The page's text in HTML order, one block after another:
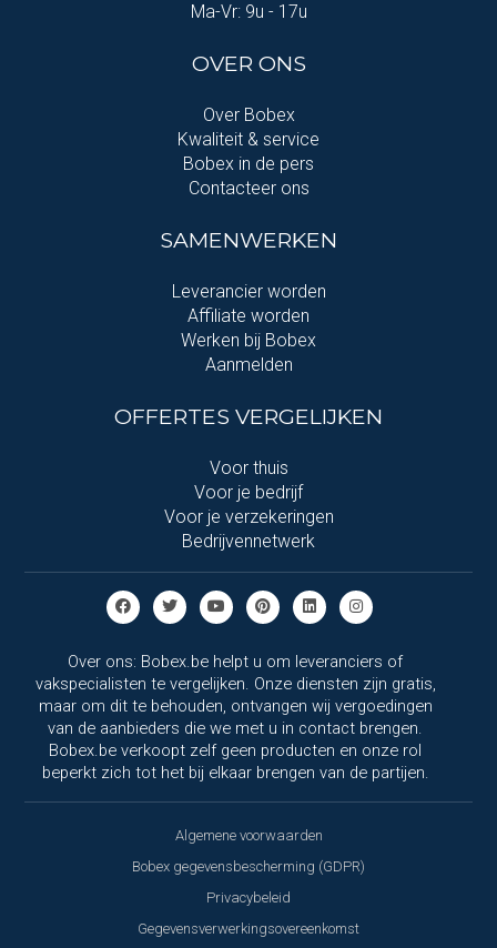
Ma-Vr: 9u - 17u
OVER ONS
Over Bobex
Kwaliteit & service
Bobex in de pers
Contacteer ons
SAMENWERKEN
Leverancier worden
Affiliate worden
Werken bij Bobex
Aanmelden
OFFERTES VERGELIJKEN
Voor thuis
Voor je bedrijf
Voor je verzekeringen
Bedrijvennetwerk
Over ons: Bobex.be helpt u om leveranciers of
vakspecialisten te vergelijken. Onze diensten zijn gratis,
maar om dit te behouden, ontvangen wij vergoedingen
van de aanbieders die we met u in contact brengen.
Bobex.be verkoopt zelf geen producten en onze rol
beperkt zich tot het bij elkaar brengen van de partijen.
Algemene voorwaarden
Bobex gegevensbescherming (GDPR)
Privacybeleid
Gegevensverwerkingsovereenkomst